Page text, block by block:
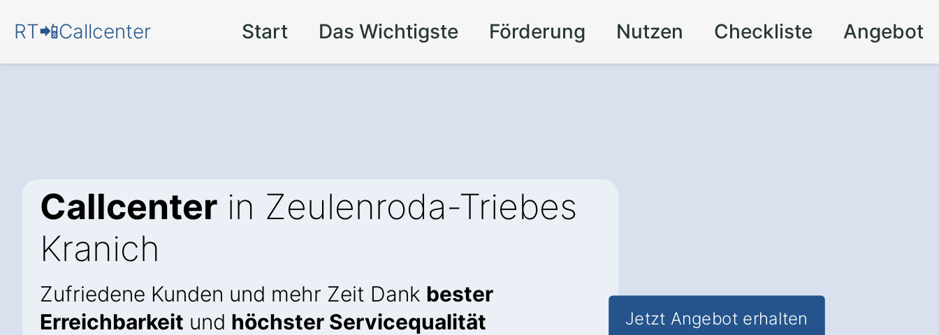
RT📲Callcenter Start Das Wichtigste Förderung Nutzen Checkliste Angebot
Callcenter in Zeulenroda-Triebes
Kranich
Zufriedene Kunden und mehr Zeit Dank bester
Erreichbarkeit und höchster Servicequalität
Jetzt Angebot erhalten